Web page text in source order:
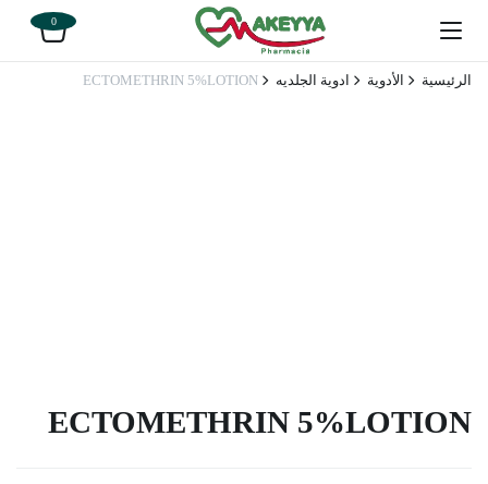
0
الرئيسية الأدوية ادوية الجلديه ECTOMETHRIN 5%LOTION
ECTOMETHRIN 5%LOTION